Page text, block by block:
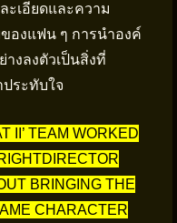
ะเอียดและความ
องแฟน ๆ การนำองค์
งลงตัวเป็นสิ่งที่
ระทับใจ
II’ TEAM WORKED
BRINGING THE
CHARACTER